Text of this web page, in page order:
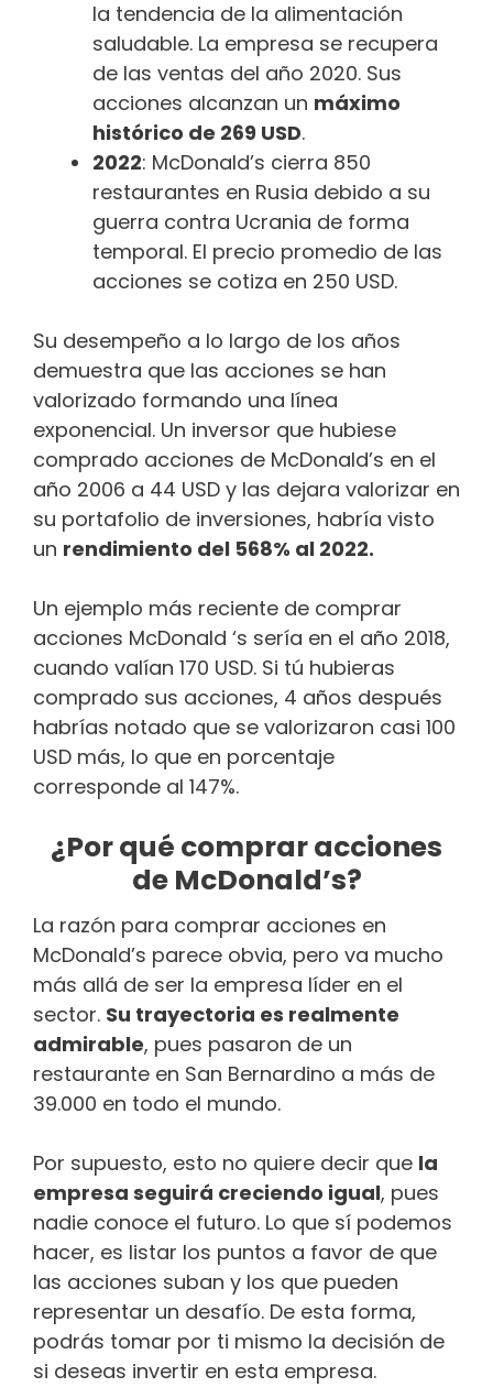
la tendencia de la alimentación
saludable. La empresa se recupera
de las ventas del año 2020. Sus
acciones alcanzan un máximo
histórico de 269 USD.
2022: McDonald’s cierra 850
restaurantes en Rusia debido a su
guerra contra Ucrania de forma
temporal. El precio promedio de las
acciones se cotiza en 250 USD.
Su desempeño a lo largo de los años
demuestra que las acciones se han
valorizado formando una línea
exponencial. Un inversor que hubiese
comprado acciones de McDonald’s en el
año 2006 a 44 USD y las dejara valorizar en
su portafolio de inversiones, habría visto
un rendimiento del 568% al 2022.
Un ejemplo más reciente de comprar
acciones McDonald ‘s sería en el año 2018,
cuando valían 170 USD. Si tú hubieras
comprado sus acciones, 4 años después
habrías notado que se valorizaron casi 100
USD más, lo que en porcentaje
corresponde al 147%.
¿Por qué comprar acciones
de McDonald’s?
La razón para comprar acciones en
McDonald’s parece obvia, pero va mucho
más allá de ser la empresa líder en el
sector. Su trayectoria es realmente
admirable, pues pasaron de un
restaurante en San Bernardino a más de
39.000 en todo el mundo.
Por supuesto, esto no quiere decir que la
empresa seguirá creciendo igual, pues
nadie conoce el futuro. Lo que sí podemos
hacer, es listar los puntos a favor de que
las acciones suban y los que pueden
representar un desafío. De esta forma,
podrás tomar por ti mismo la decisión de
si deseas invertir en esta empresa.